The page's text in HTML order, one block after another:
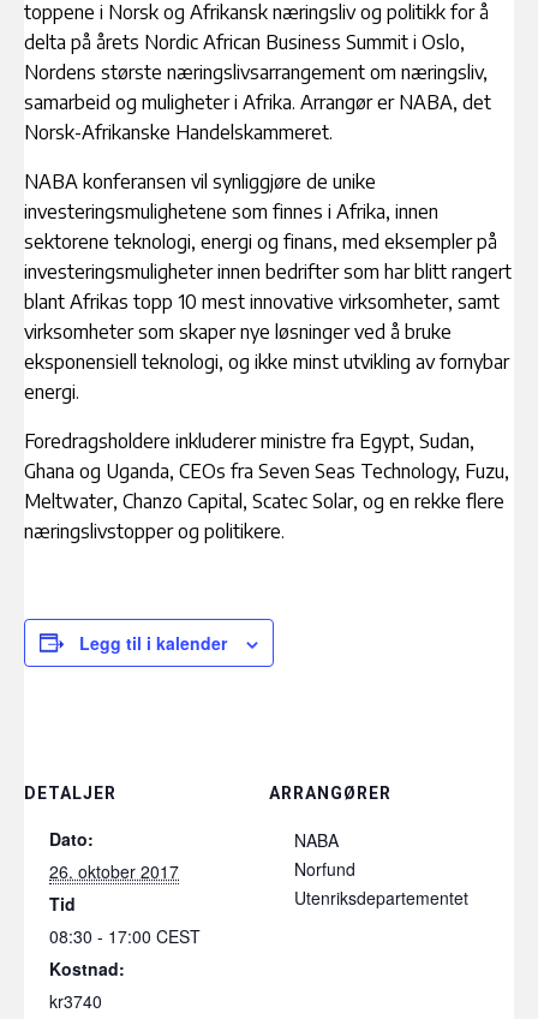
toppene i Norsk og Afrikansk næringsliv og politikk for å
delta på årets Nordic African Business Summit i Oslo,
Nordens største næringslivsarrangement om næringsliv,
samarbeid og muligheter i Afrika. Arrangør er NABA, det
Norsk-Afrikanske Handelskammeret.
NABA konferansen vil synliggjøre de unike
investeringsmulighetene som finnes i Afrika, innen
sektorene teknologi, energi og finans, med eksempler på
investeringsmuligheter innen bedrifter som har blitt rangert
blant Afrikas topp 10 mest innovative virksomheter, samt
virksomheter som skaper nye løsninger ved å bruke
eksponensiell teknologi, og ikke minst utvikling av fornybar
energi.
Foredragsholdere inkluderer ministre fra Egypt, Sudan,
Ghana og Uganda, CEOs fra Seven Seas Technology, Fuzu,
Meltwater, Chanzo Capital, Scatec Solar, og en rekke flere
næringslivstopper og politikere.
Legg til i kalender
DETALJER
Dato:
26. oktober 2017
Tid
08:30 - 17:00 CEST
Kostnad:
kr3740
ARRANGØRER
NABA
Norfund
Utenriksdepartementet